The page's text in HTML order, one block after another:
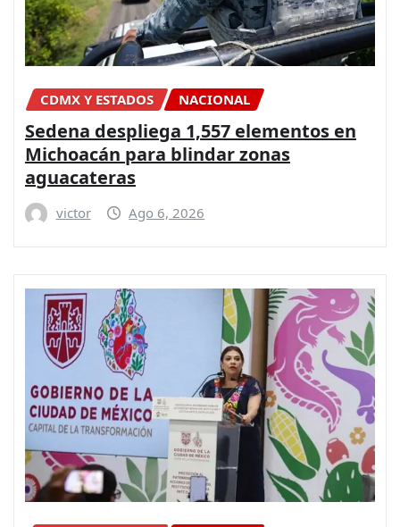
CDMX Y ESTADOS NACIONAL
Sedena despliega 1,557 elementos en
Michoacán para blindar zonas
aguacateras
victor Ago 6, 2026